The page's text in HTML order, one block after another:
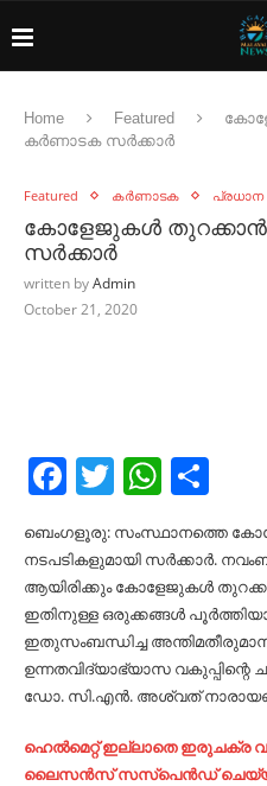
Home Featured
കർണാടക സർക്കാർ
Featured കർണാടക
കോളേജുകൾ തുറക്കാൻ
സർക്കാർ
written byAdmin
October 21, 2020
Facebook
Twitter
ബെംഗളൂരു: സംസ്ഥാനത്തെ
നടപടികളുമായി സർക്കാർ.
ആയിരിക്കും കോളേജുകൾ
ഇതിനുള്ള ഒരുക്കങ്ങൾ
ഇതുസംബന്ധിച്ച
ഉന്നതവിദ്യാഭ്യാസ
ഡോ. സി.എൻ. അശ്വത്
ഹെൽമെറ്റ്‌ ഇല്ലാതെ ഇരുചക്ര
ലൈസൻസ് സസ്പെൻഡ്‌